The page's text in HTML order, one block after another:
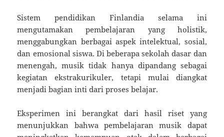
Sistem pendidikan Finlandia selama ini
mengutamakan pembelajaran yang holistik,
menggabungkan berbagai aspek intelektual, sosial,
dan emosional siswa. Di beberapa sekolah dasar dan
menengah, musik tidak hanya dipandang sebagai
kegiatan ekstrakurikuler, tetapi mulai diangkat
menjadi bagian inti dari proses belajar.
Eksperimen ini berangkat dari hasil riset yang
menunjukkan bahwa pembelajaran musik dapat